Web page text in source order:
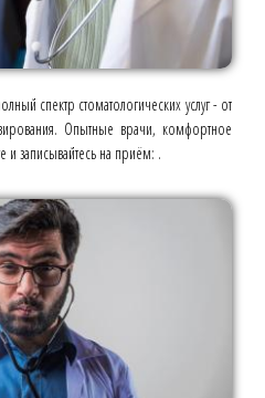
спектр стоматологических услуг - от
Опытные врачи, комфортное
и записывайтесь на приём: .